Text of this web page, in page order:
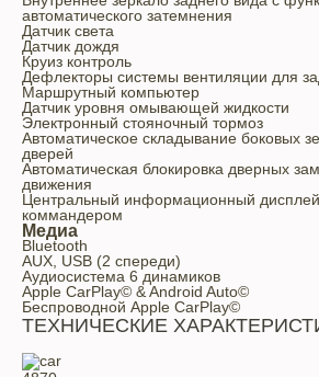
автоматического затемнения
Датчик света
Датчик дождя
Круиз контроль
Дефлекторы системы вентиляции для
Маршрутный компьютер
Датчик уровня омывающей жидкости
Электронный стояночный тормоз
Автоматическое складывание боковых
дверей
Автоматическая блокировка дверных
движения
Центральный информационный
коммандером
Медиа
Bluetooth
AUX, USB (2 спереди)
Аудиосистема 6 динамиков
Apple CarPlay© & Android Auto©
Беспроводной Apple CarPlay©
ТЕХНИЧЕСКИЕ